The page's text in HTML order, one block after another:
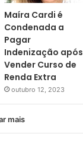
Maíra Cardi é
Condenada a
Pagar
Indenização após
Vender Curso de
Renda Extra
outubro 12, 2023
mais